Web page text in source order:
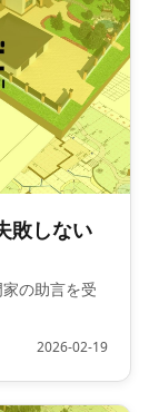
敗しない
の助言を受
2026-02-19